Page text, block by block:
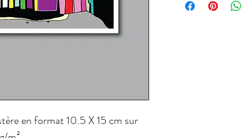
en format 10.5 X 15 cm sur